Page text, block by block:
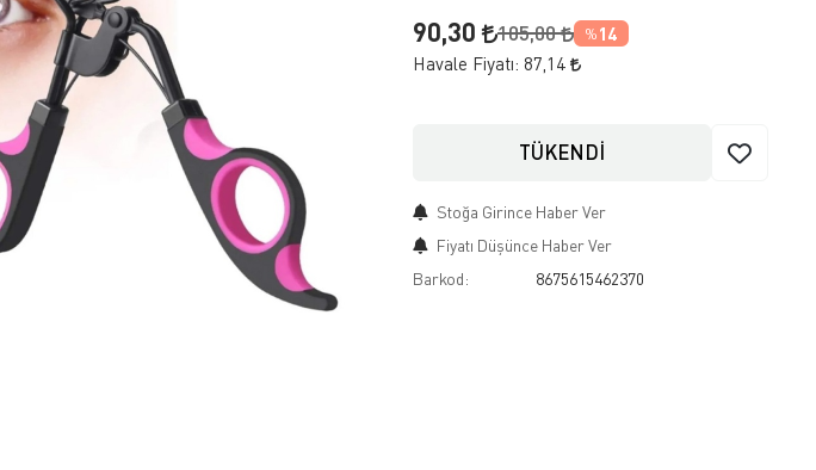
90,30 105,00 % 14
Havale Fiyatı: 87,14
TÜKENDİ
Stoğa Girince Haber Ver
Fiyatı Düşünce Haber Ver
Barkod:
8675615462370